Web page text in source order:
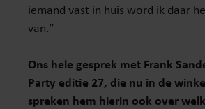
iemand vast in huis word ik daar
van.”
Ons hele gesprek met Frank
Party editie 27, die nu in de
spreken hem hierin ook over